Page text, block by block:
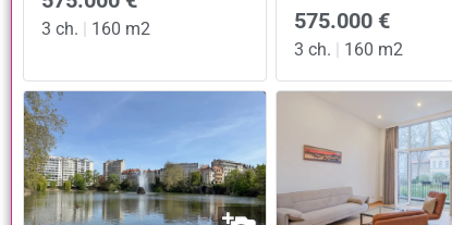
3 ch. | 160 m2 575.000 €
3 ch. | 160 m2